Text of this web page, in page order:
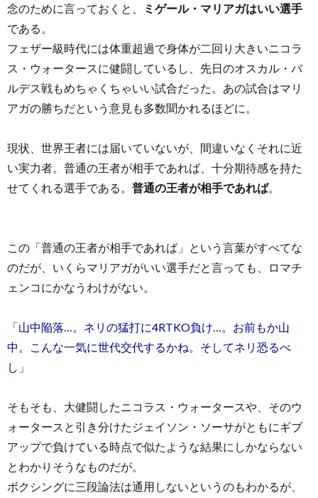
念のために言っておくと、
ミゲール・マリアガはいい選手
である。
フェザー級時代には体重超過で身体が二回り大きいニコラ
ス・ウォータースに健闘しているし、先日のオスカル・バ
ルデス戦もめちゃくちゃいい試合だった。あの試合はマリ
アガの勝ちだという意見も多数聞かれるほどに。
現状、世界王者には届いていないが、間違いなくそれに近
い実力者。普通の王者が相手であれば、十分期待感を持た
せてくれる選手である。 普通の王者が相手であれば。
この「普通の王者が相手であれば」という言葉がすべてな
のだが、いくらマリアガがいい選手だと言っても、ロマチ
ェンコにかなうわけがない。
「山中陥落…。ネリの猛打に4RTKO負け…。お前もか山
中。こんな一気に世代交代するかね。そしてネリ恐るべ
し」
そもそも、大健闘したニコラス・ウォータースや、そのウ
ォータースと引き分けたジェイソン・ソーサがともにギブ
アップで負けている時点で似たような結果にしかならない
とわかりそうなものだが。
ボクシングに三段論法は通用しないというのもわかるが、